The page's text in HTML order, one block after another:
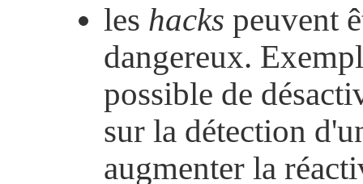
les hacks peuvent
dangereux.
possible de
sur la détection
augmenter la